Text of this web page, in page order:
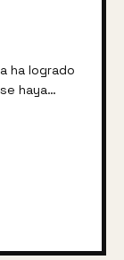
ha logrado
haya
y
sin que los
ve
las
y los
estos